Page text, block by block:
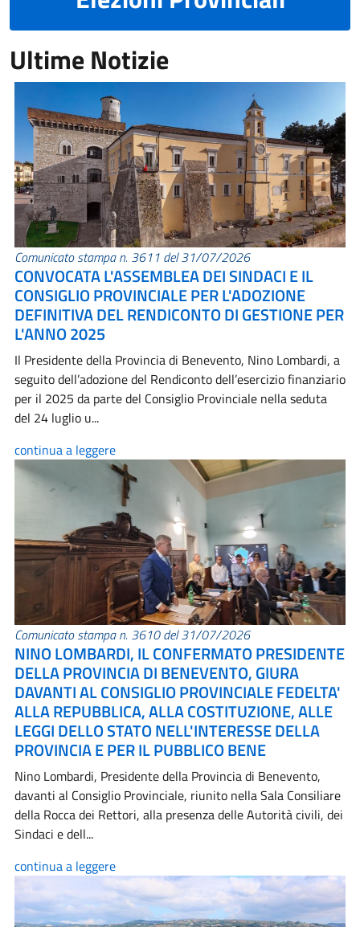
Ultime Notizie
Comunicato stampa n. 3611 del 31/07/2026
CONVOCATA L'ASSEMBLEA DEI SINDACI E IL
CONSIGLIO PROVINCIALE PER L'ADOZIONE
DEFINITIVA DEL RENDICONTO DI GESTIONE PER
L'ANNO 2025
Il Presidente della Provincia di Benevento, Nino Lombardi, a
seguito dell’adozione del Rendiconto dell’esercizio finanziario
per il 2025 da parte del Consiglio Provinciale nella seduta
del 24 luglio u...
continua a leggere
Comunicato stampa n. 3610 del 31/07/2026
NINO LOMBARDI, IL CONFERMATO PRESIDENTE
DELLA PROVINCIA DI BENEVENTO, GIURA
DAVANTI AL CONSIGLIO PROVINCIALE FEDELTA'
ALLA REPUBBLICA, ALLA COSTITUZIONE, ALLE
LEGGI DELLO STATO NELL'INTERESSE DELLA
PROVINCIA E PER IL PUBBLICO BENE
Nino Lombardi, Presidente della Provincia di Benevento,
davanti al Consiglio Provinciale, riunito nella Sala Consiliare
della Rocca dei Rettori, alla presenza delle Autorità civili, dei
Sindaci e dell...
continua a leggere